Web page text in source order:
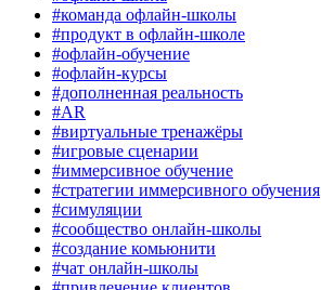
#команда офлайн-школы
#продукт в офлайн-школе
#офлайн-обучение
#офлайн-курсы
#дополненная реальность
#AR
#виртуальные тренажёры
#игровые сценарии
#иммерсивное обучение
#стратегии иммерсивного обучения
#симуляции
#сообщество онлайн-школы
#создание комьюнити
#чат онлайн-школы